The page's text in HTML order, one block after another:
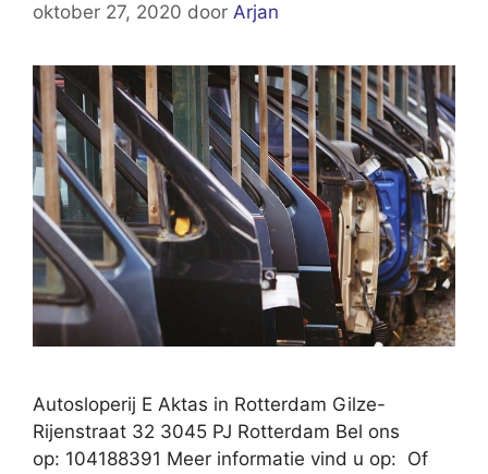
oktober 27, 2020 door Arjan
Autosloperij E Aktas in Rotterdam Gilze-
Rijenstraat 32 3045 PJ Rotterdam Bel ons
op: 104188391 Meer informatie vind u op: Of